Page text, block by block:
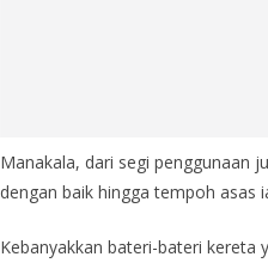
Manakala, dari segi penggunaan
dengan baik hingga tempoh asas
Kebanyakkan bateri-bateri kereta